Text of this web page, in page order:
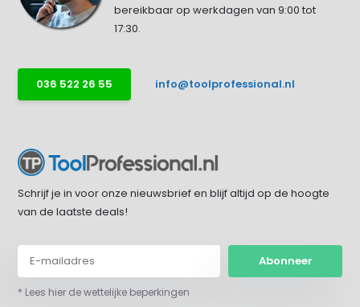
bereikbaar op werkdagen van 9:00 tot
17:30.
036 522 26 55 info@toolprofessional.nl
Schrijf je in voor onze nieuwsbrief en blijf altijd op de hoogte
van de laatste deals!
Abonneer
* Lees hier de wettelijke beperkingen